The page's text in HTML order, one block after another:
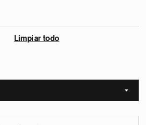
Limpiar todo
Sort